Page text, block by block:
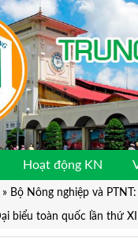
Hoạt động KN
Bộ Nông nghiệp và
biểu toàn quốc lần thứ XIII